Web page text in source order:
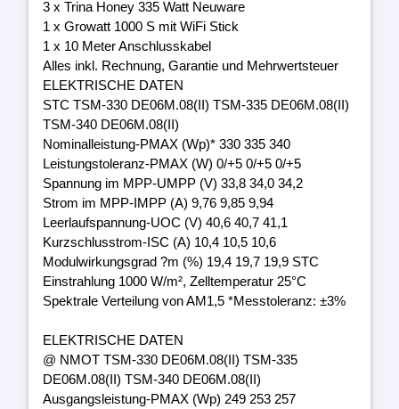
3 x Trina Honey 335 Watt Neuware
1 x Growatt 1000 S mit WiFi Stick
1 x 10 Meter Anschlusskabel
Alles inkl. Rechnung, Garantie und Mehrwertsteuer
ELEKTRISCHE DATEN
STC TSM-330 DE06M.08(II) TSM-335 DE06M.08(II)
TSM-340 DE06M.08(II)
Nominalleistung-PMAX (Wp)* 330 335 340
Leistungstoleranz-PMAX (W) 0/+5 0/+5 0/+5
Spannung im MPP-UMPP (V) 33,8 34,0 34,2
Strom im MPP-IMPP (A) 9,76 9,85 9,94
Leerlaufspannung-UOC (V) 40,6 40,7 41,1
Kurzschlusstrom-ISC (A) 10,4 10,5 10,6
Modulwirkungsgrad ?m (%) 19,4 19,7 19,9 STC
Einstrahlung 1000 W/m², Zelltemperatur 25°C
Spektrale Verteilung von AM1,5 *Messtoleranz: ±3%
ELEKTRISCHE DATEN
@ NMOT TSM-330 DE06M.08(II) TSM-335
DE06M.08(II) TSM-340 DE06M.08(II)
Ausgangsleistung-PMAX (Wp) 249 253 257